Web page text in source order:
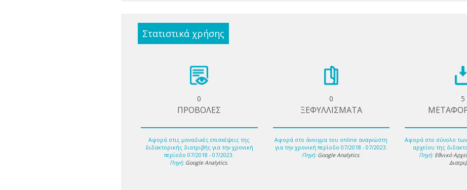
Στατιστικά χρήσης
0
ΠΡΟΒΟΛΕΣ
Αφορά στις μοναδικές επισκέψεις της
διδακτορικής διατριβής για την χρονική
περίοδο 07/2018 - 07/2023.
Πηγή: Google Analytics.
0
ΞΕΦΥΛΛΙΣΜΑΤΑ
Αφορά στο άνοιγμα του online αναγνώστη
για την χρονική περίοδο 07/2018 - 07/2023.
Πηγή: Google Analytics.
5
Αφορά στο σύνολο
αρχείου της
Πηγή: Εθνικό